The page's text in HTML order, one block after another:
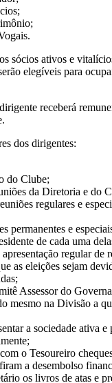
sócios ativos e
elegíveis para
receberá
dos dirigentes:
do Clube;
da Diretoria e do
regulares e
permanentes e
de cada uma
regular de
as eleições sejam
Assessor do
mesmo na Divisão a
a sociedade ativa e
o Tesoureiro
a desembolso
os livros de atas e